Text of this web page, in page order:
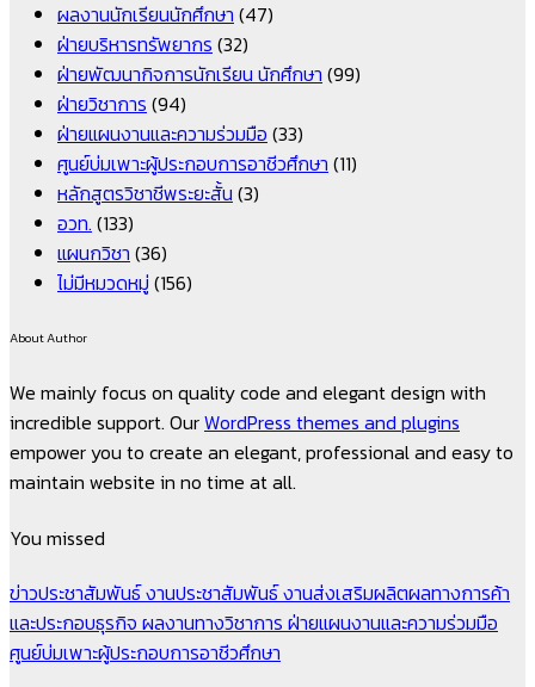
ผลงานนักเรียนนักศึกษา (47)
ฝ่ายบริหารทรัพยากร (32)
ฝ่ายพัฒนากิจการนักเรียน นักศึกษา (99)
ฝ่ายวิชาการ (94)
ฝ่ายแผนงานและความร่วมมือ (33)
ศูนย์บ่มเพาะผู้ประกอบการอาชีวศึกษา (11)
หลักสูตรวิชาชีพระยะสั้น (3)
อวท. (133)
แผนกวิชา (36)
ไม่มีหมวดหมู่ (156)
About Author
We mainly focus on quality code and elegant design with
incredible support. OurWordPress themes and plugins
empower you to create an elegant, professional and easy to
maintain website in no time at all.
You missed
ข่าวประชาสัมพันธ์งานประชาสัมพันธ์งานส่งเสริมผลิตผลทางการค้า
และประกอบธุรกิจ ผลงานทางวิชาการ ฝ่ายแผนงานและความร่วมมือ
ศูนย์บ่มเพาะผู้ประกอบการอาชีวศึกษา